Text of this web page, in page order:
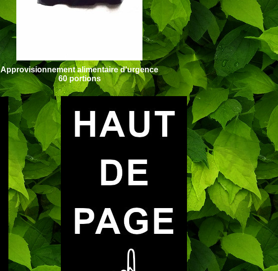
Approvisionnement alimentaire d'urgence
60 portions